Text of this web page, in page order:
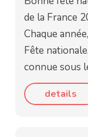
de la France
Chaque
Fête
connue sous
details